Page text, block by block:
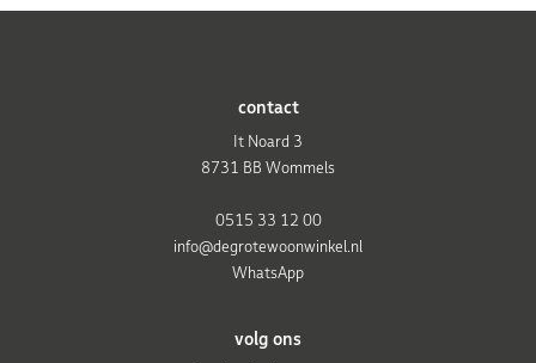
volg ons
contact
It Noard 3
8731 BB Wommels
0515 33 12 00
info@degrotewoonwinkel.nl
WhatsApp